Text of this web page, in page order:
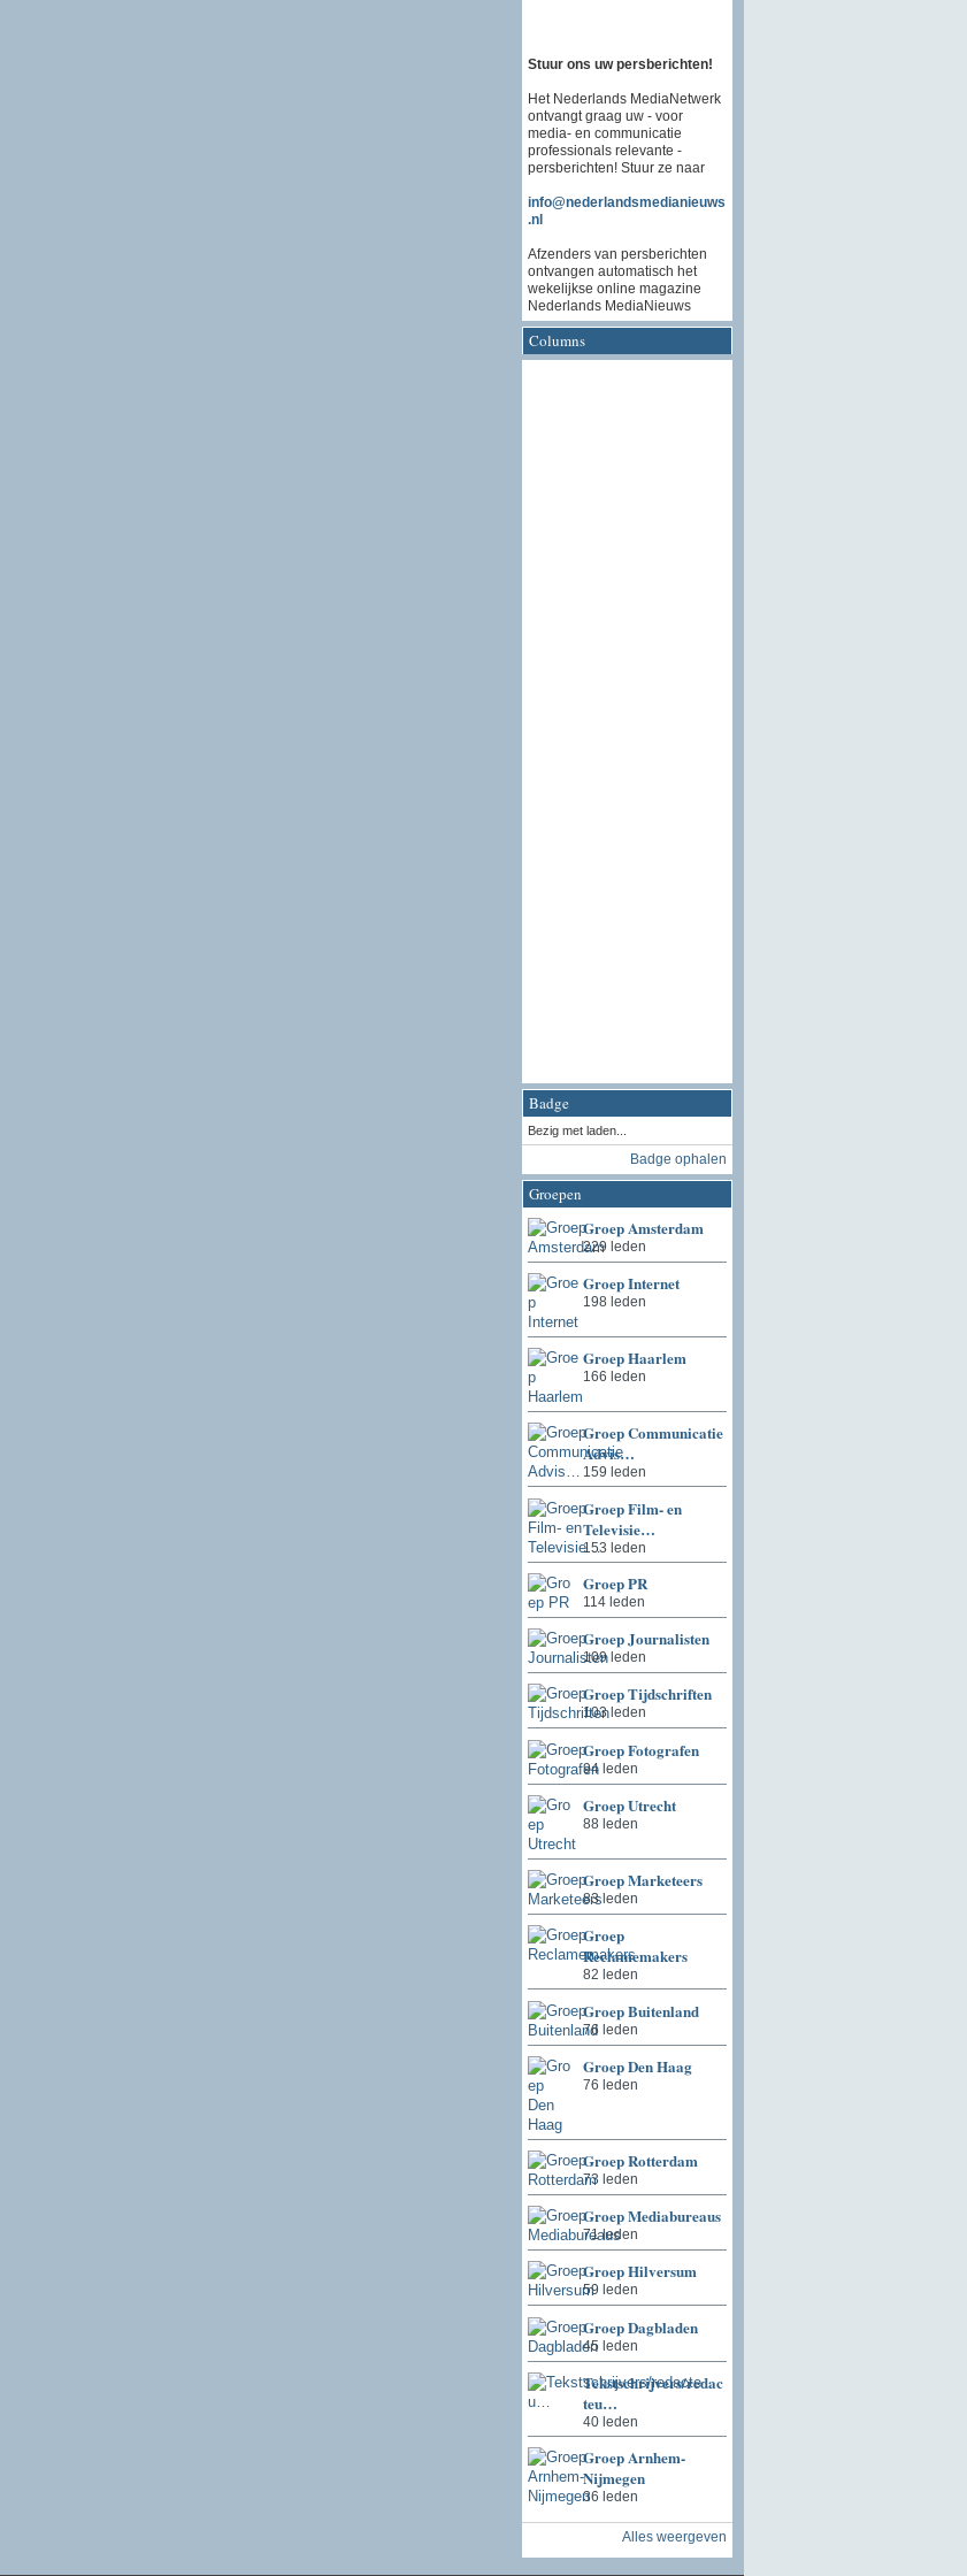
Stuur ons uw persberichten!
Het Nederlands MediaNetwerk
ontvangt graag uw - voor
media- en communicatie
professionals relevante -
persberichten! Stuur ze naar
info@nederlandsmedianieuws
.nl
Afzenders van persberichten
ontvangen automatisch het
wekelijkse online magazine
Nederlands MediaNieuws
Columns
Badge
Bezig met laden...
Badge ophalen
Groepen
Groep Amsterdam
229 leden
Groep Internet
198 leden
Groep Haarlem
166 leden
Groep Communicatie
Advis…
159 leden
Groep Film- en
Televisie…
153 leden
Groep PR
114 leden
Groep Journalisten
109 leden
Groep Tijdschriften
103 leden
Groep Fotografen
94 leden
Groep Utrecht
88 leden
Groep Marketeers
83 leden
Groep
Reclamemakers
82 leden
Groep Buitenland
76 leden
Groep Den Haag
76 leden
Groep Rotterdam
73 leden
Groep Mediabureaus
71 leden
Groep Hilversum
59 leden
Groep Dagbladen
45 leden
Tekstschrijvers/redac
teu…
40 leden
Groep Arnhem-
Nijmegen
36 leden
Alles weergeven